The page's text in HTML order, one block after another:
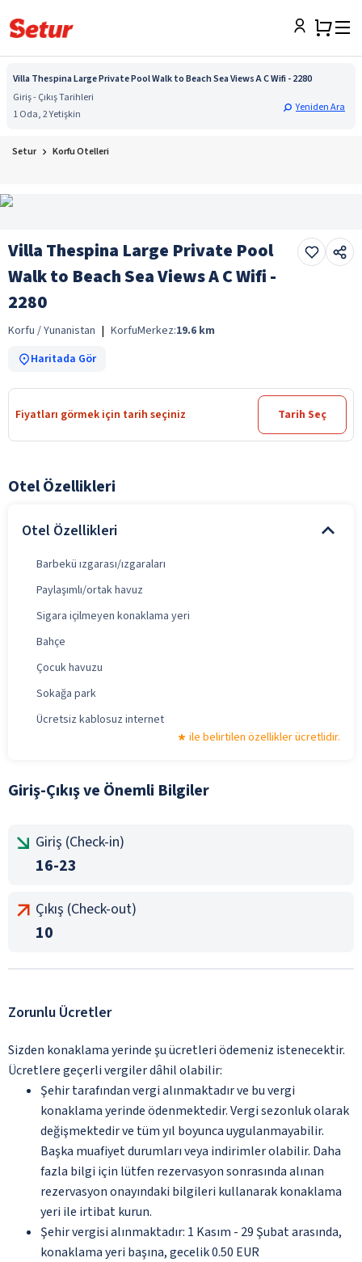
Villa Thespina Large Private Pool Walk to Beach Sea Views A C Wifi - 2280
Giriş - Çıkış Tarihleri
1 Oda, 2 Yetişkin
Yeniden Ara
Setur Korfu Otelleri
Villa Thespina Large Private Pool
Walk to Beach Sea Views A C Wifi -
2280
Korfu / Yunanistan | KorfuMerkez:19.6 km
Haritada Gör
Fiyatları görmek için tarih seçiniz Tarih Seç
Otel Özellikleri
Otel Özellikleri
Barbekü ızgarası/ızgaraları
Paylaşımlı/ortak havuz
Sigara içilmeyen konaklama yeri
Bahçe
Çocuk havuzu
Sokağa park
Ücretsiz kablosuz internet
ile belirtilen özellikler ücretlidir.
Giriş-Çıkış ve Önemli Bilgiler
Giriş (Check-in)
16-23
Çıkış (Check-out)
10
Zorunlu Ücretler
Sizden konaklama yerinde şu ücretleri ödemeniz istenecektir.
Ücretlere geçerli vergiler dâhil olabilir:
Şehir tarafından vergi alınmaktadır ve bu vergi
konaklama yerinde ödenmektedir. Vergi sezonluk olarak
değişmektedir ve tüm yıl boyunca uygulanmayabilir.
Başka muafiyet durumları veya indirimler olabilir. Daha
fazla bilgi için lütfen rezervasyon sonrasında alınan
rezervasyon onayındaki bilgileri kullanarak konaklama
yeri ile irtibat kurun.
Şehir vergisi alınmaktadır: 1 Kasım - 29 Şubat arasında,
konaklama yeri başına, gecelik 0.50 EUR